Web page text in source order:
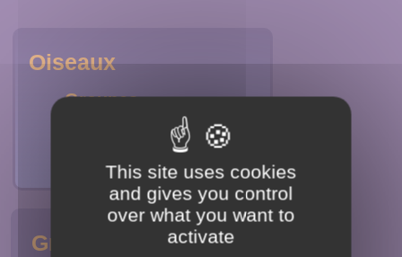
Oiseaux
Groupes
Groupes
This site uses cookies
and gives you control
over what you want to
activate